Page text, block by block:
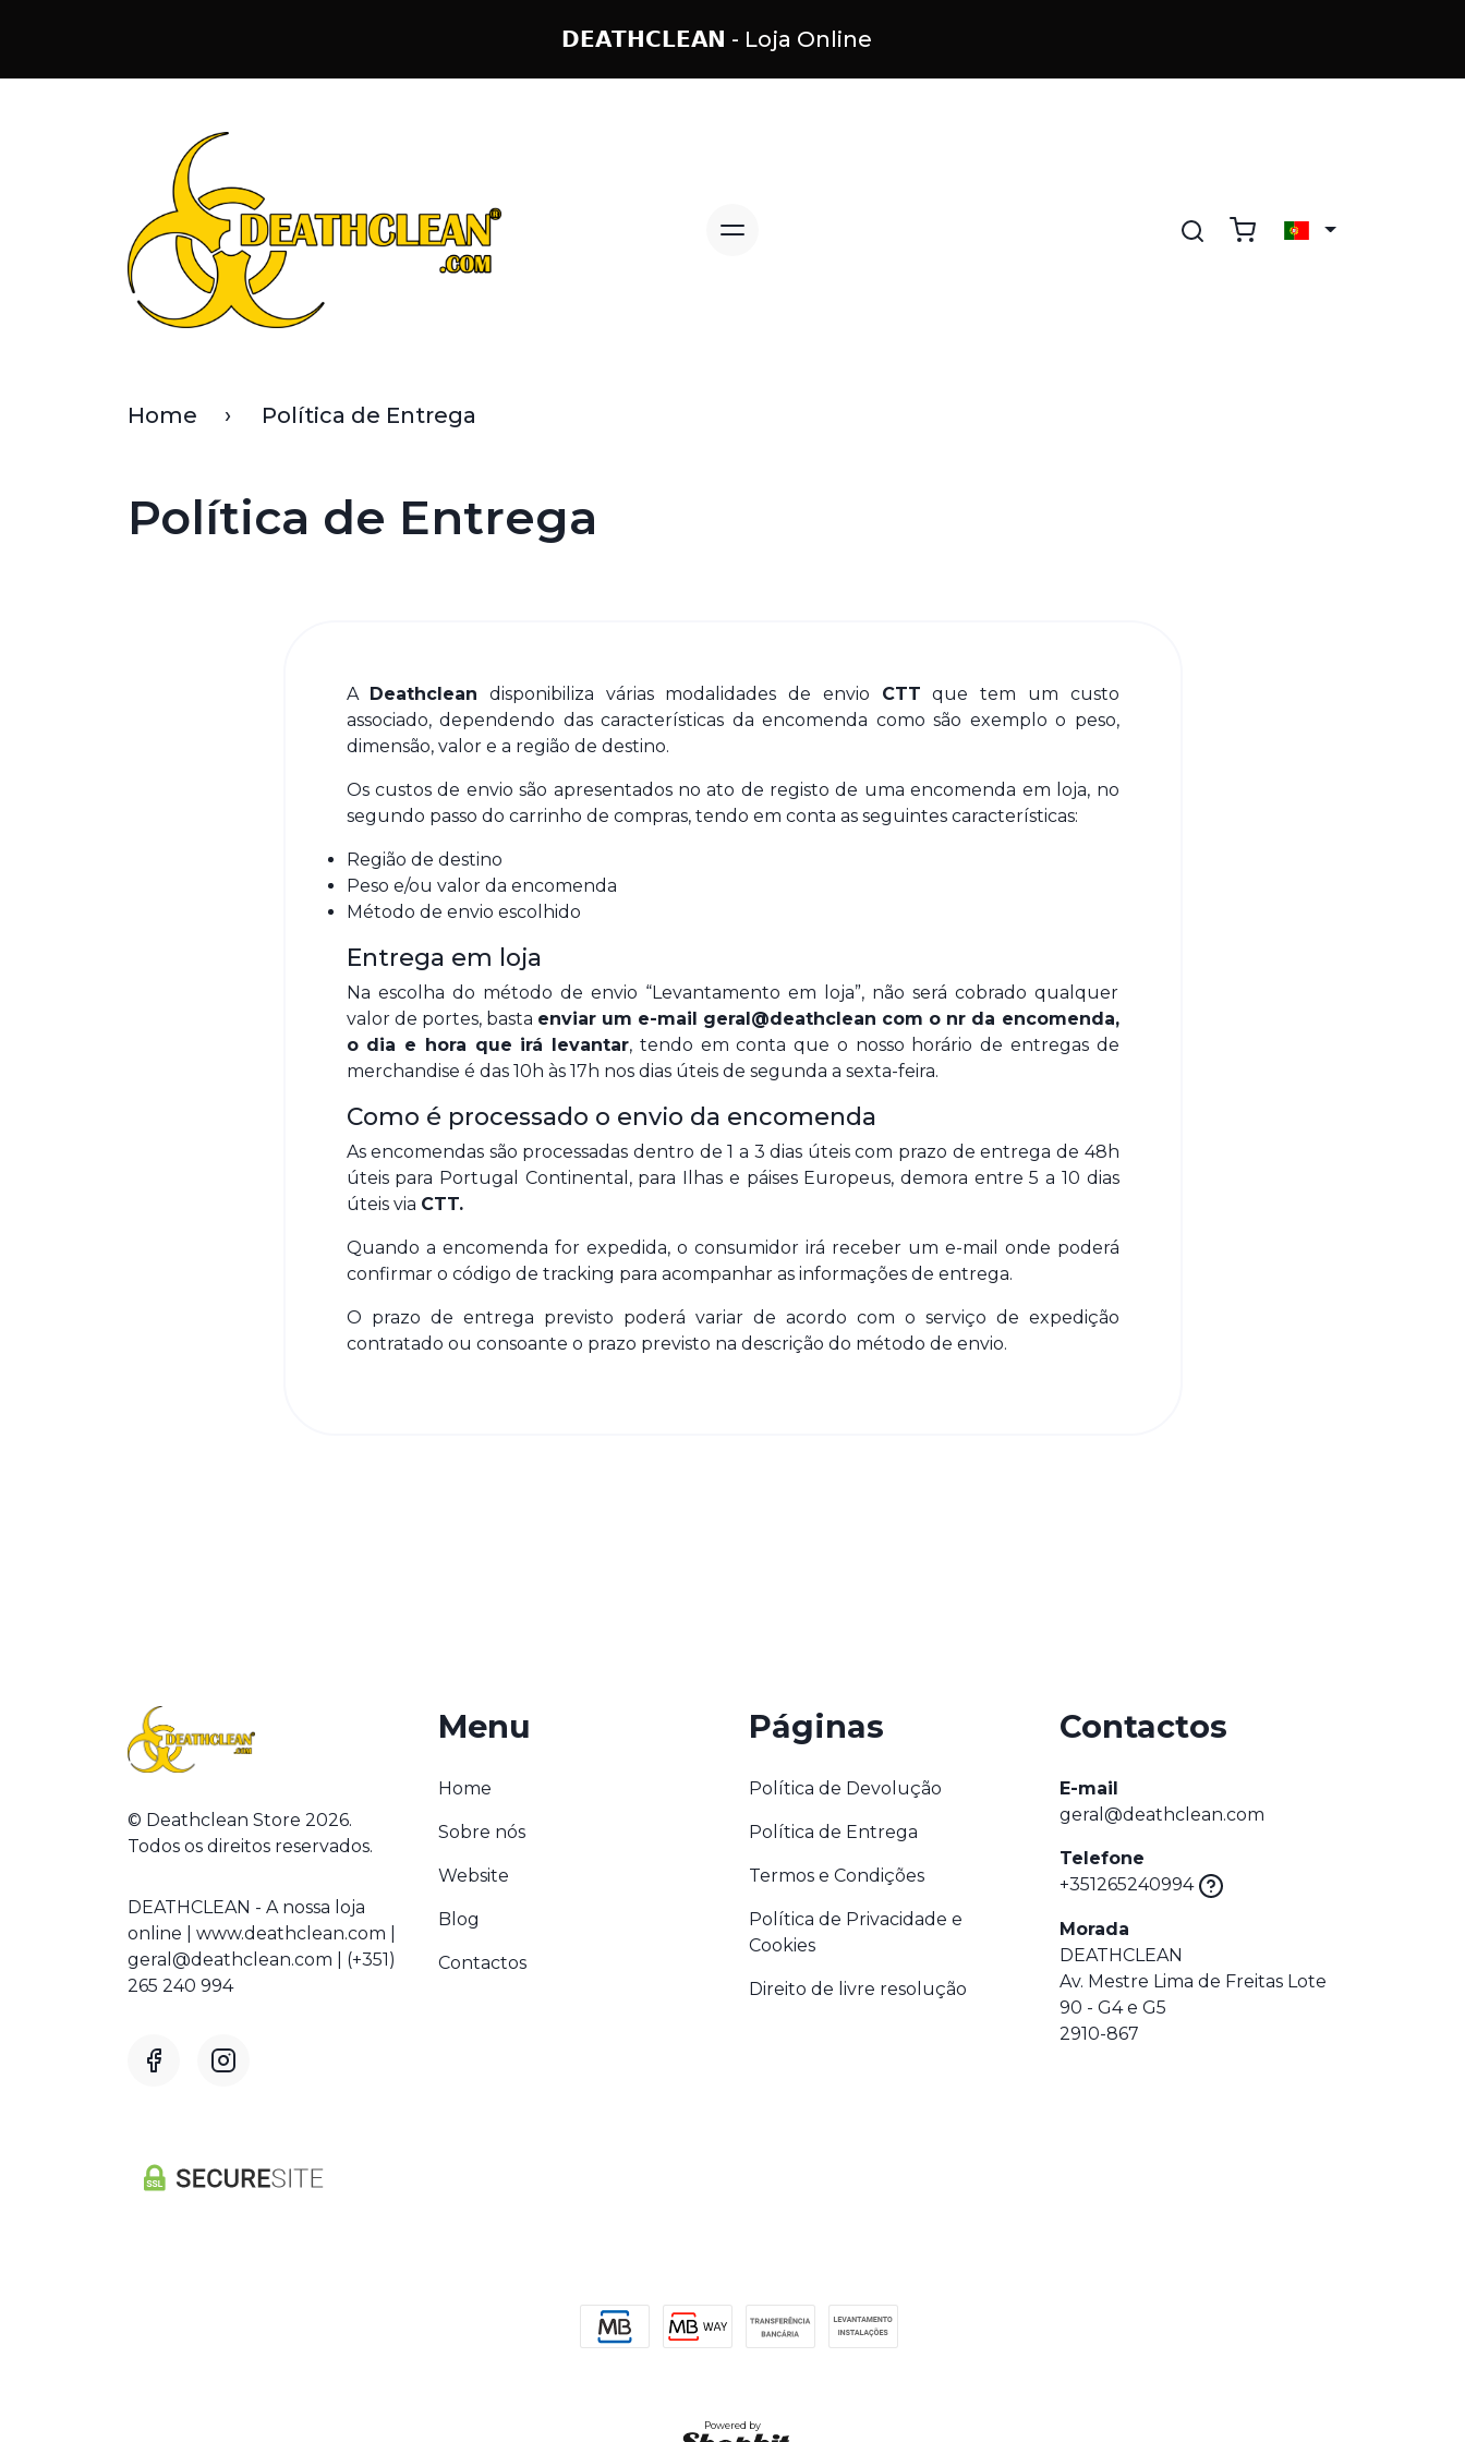
𝗗𝗘𝗔𝗧𝗛𝗖𝗟𝗘𝗔𝗡 - Loja Online
Home Política de Entrega
Política de Entrega
A Deathclean disponibiliza várias modalidades de envio CTT que tem um custo
associado, dependendo das características da encomenda como são exemplo o peso,
dimensão, valor e a região de destino.
Os custos de envio são apresentados no ato de registo de uma encomenda em loja, no
segundo passo do carrinho de compras, tendo em conta as seguintes características:
Região de destino
Peso e/ou valor da encomenda
Método de envio escolhido
Entrega em loja
Na escolha do método de envio “Levantamento em loja”, não será cobrado qualquer
valor de portes, basta enviar um e-mail geral@deathclean com o nr da encomenda,
o dia e hora que irá levantar, tendo em conta que o nosso horário de entregas de
merchandise é das 10h às 17h nos dias úteis de segunda a sexta-feira.
Como é processado o envio da encomenda
As encomendas são processadas dentro de 1 a 3 dias úteis com prazo de entrega de 48h
úteis para Portugal Continental, para Ilhas e páises Europeus, demora entre 5 a 10 dias
úteis via CTT.
Quando a encomenda for expedida, o consumidor irá receber um e-mail onde poderá
confirmar o código de tracking para acompanhar as informações de entrega.
O prazo de entrega previsto poderá variar de acordo com o serviço de expedição
contratado ou consoante o prazo previsto na descrição do método de envio.
© Deathclean Store 2026.
Todos os direitos reservados.
DEATHCLEAN - A nossa loja
online | www.deathclean.com |
geral@deathclean.com | (+351)
265 240 994
Menu
Home
Sobre nós
Website
Blog
Contactos
Páginas
Política de Devolução
Política de Entrega
Termos e Condições
Política de Privacidade e
Cookies
Direito de livre resolução
Contactos
E-mail
geral@deathclean.com
Telefone
+351265240994
Morada
DEATHCLEAN
Av. Mestre Lima de Freitas Lote
90 - G4 e G5
2910-867
Powered by